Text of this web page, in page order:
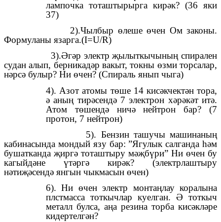
лампочка тоташтырырга кирәк? (36 яки
37)
2).Чылбыр өлеше өчен Ом законы.
Формуланы язарга.(I=U/R)
3).Әгәр электр җылыткычының спирален
судан алып, берникадәр вакыт, токны өзми торсалар,
нәрсә булыр? Ни өчен? (Спираль янып чыга)
4). Азот атомы төше 14 кисәкчектән тора,
ә аның тирәсендә 7 электрон хәрәкәт итә.
Атом төшендә ничә нейтрон бар? (7
протон, 7 нейтрон)
5). Бензин ташучы машинаның
кабинасында мондый язу бар: ”Ягулык салганда һәм
бушатканда җиргә тоташтыру мәҗбүри” Ни өчен бу
кагыйдәне үтәргә кирәк? (электрлаштыру
нәтиҗәсендә янгын чыкмасын өчен)
6). Ни өчен электр монтаңлау коралына
плстмасса тоткычлар куелган. Ә тоткыч
металл булса, аңа резина торба кисәкләре
кидертелгән?